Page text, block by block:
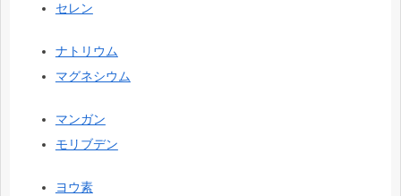
セレン
ナトリウム
マグネシウム
マンガン
モリブデン
ヨウ素